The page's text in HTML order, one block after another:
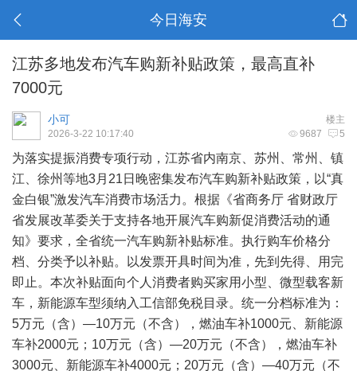
今日海安
江苏多地发布汽车购新补贴政策，最高直补
7000元
楼主
小可
9687 5
2026-3-22 10:17:40
为落实提振消费专项行动，江苏省内南京、苏州、常州、镇
江、徐州等地3月21日晚密集发布汽车购新补贴政策，以“真
金白银”激发汽车消费市场活力。根据《省商务厅 省财政厅
省发展改革委关于支持各地开展汽车购新促消费活动的通
知》要求，全省统一汽车购新补贴标准。执行购车价格分
档、分类予以补贴。以发票开具时间为准，先到先得、用完
即止。本次补贴面向个人消费者购买家用小型、微型载客新
车，新能源车型须纳入工信部免税目录。统一分档标准为：
5万元（含）—10万元（不含），燃油车补1000元、新能源
车补2000元；10万元（含）—20万元（不含），燃油车补
3000元、新能源车补4000元；20万元（含）—40万元（不